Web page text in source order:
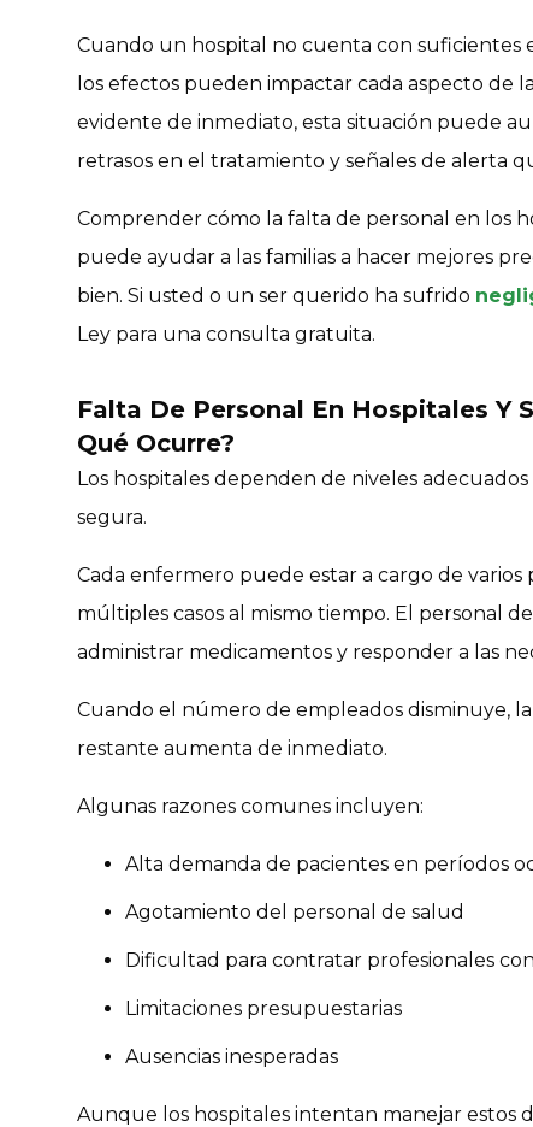
Cuando un hospital no cuenta con suficientes
los efectos pueden impactar cada aspecto de
evidente de inmediato, esta situación puede
retrasos en el tratamiento y señales de alerta
Comprender cómo la falta de personal en los
puede ayudar a las familias a hacer mejores
bien. Si usted o un ser querido ha sufrido
Ley para una consulta gratuita.
Falta De Personal En Hospitales Y
Qué Ocurre?
Los hospitales dependen de niveles
segura.
Cada enfermero puede estar a cargo de
múltiples casos al mismo tiempo. El personal
administrar medicamentos y responder a las
Cuando el número de empleados disminuye,
restante aumenta de inmediato.
Algunas razones comunes incluyen:
Alta demanda de pacientes en períodos
Agotamiento del personal de salud
Dificultad para contratar profesionales
Limitaciones presupuestarias
Ausencias inesperadas
Aunque los hospitales intentan manejar estos